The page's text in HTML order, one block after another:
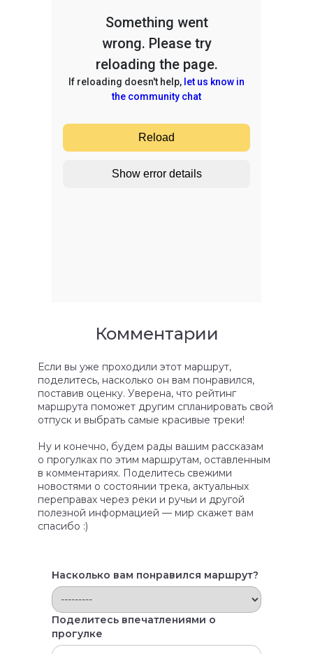
Комментарии
Если вы уже проходили этот маршрут,
поделитесь, насколько он вам понравился,
поставив оценку. Уверена, что рейтинг
маршрута поможет другим спланировать свой
отпуск и выбрать самые красивые треки!
Ну и конечно, будем рады вашим рассказам
о прогулках по этим маршрутам, оставленным
в комментариях. Поделитесь свежими
новостями о состоянии трека, актуальных
переправах через реки и ручьи и другой
полезной информацией — мир скажет вам
спасибо :)
Насколько вам понравился маршрут?
Поделитесь впечатлениями о
прогулке